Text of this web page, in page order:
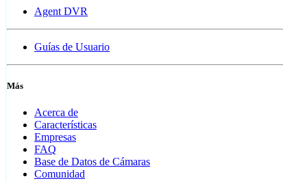
Agent DVR
Guías de Usuario
Más
Acerca de
Características
Empresas
FAQ
Base de Datos de Cámaras
Comunidad